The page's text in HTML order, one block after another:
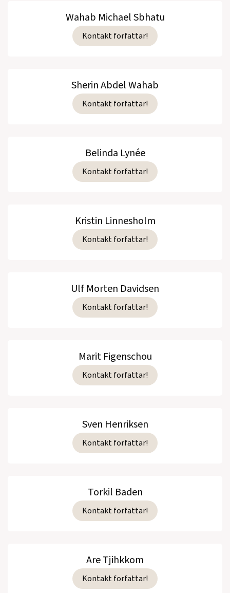
Wahab Michael Sbhatu
Kontakt forfattar!
Sherin Abdel Wahab
Kontakt forfattar!
Belinda Lynée
Kontakt forfattar!
Kristin Linnesholm
Kontakt forfattar!
Ulf Morten Davidsen
Kontakt forfattar!
Marit Figenschou
Kontakt forfattar!
Sven Henriksen
Kontakt forfattar!
Torkil Baden
Kontakt forfattar!
Are Tjihkkom
Kontakt forfattar!